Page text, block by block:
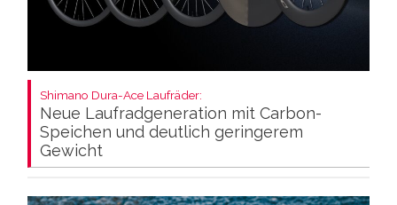
Shimano Dura-Ace Laufräder:
Neue Laufradgeneration mit Carbon-
Speichen und deutlich geringerem
Gewicht